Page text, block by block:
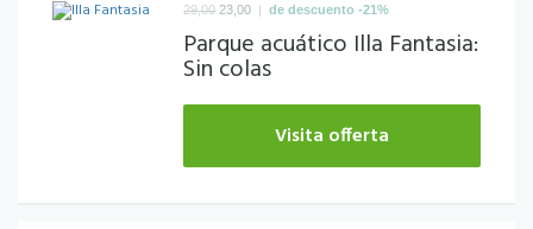
29,00 23,00 | de descuento -21%
Parque acuático Illa Fantasia:
Sin colas
Visita offerta